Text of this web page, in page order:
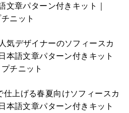
文章パターン付きキット｜
ニット
気デザイナーのソフィースカ
本語文章パターン付きキット
チニット
仕上げる春夏向けソフィースカ
本語文章パターン付きキット